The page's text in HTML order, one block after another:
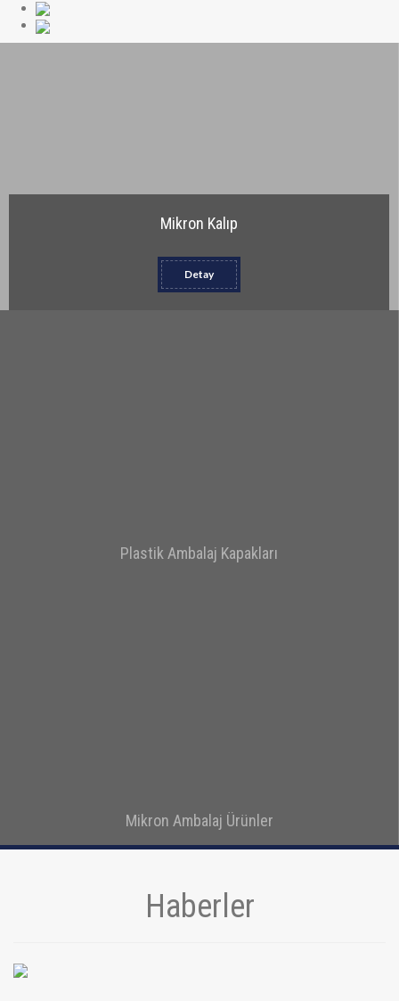
Mikron Kalıp
Detay
Plastik Ambalaj Kapakları
Mikron Ambalaj Ürünler
Haberler